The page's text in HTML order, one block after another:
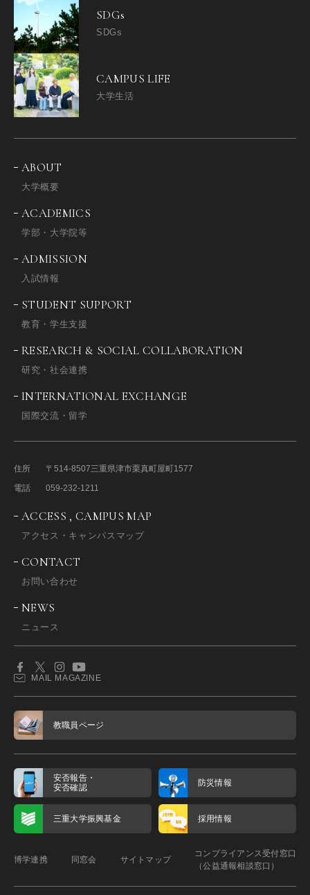
SDGs
SDGs
CAMPUS LIFE
大学生活
ABOUT
大学概要
ACADEMICS
学部・大学院等
ADMISSION
入試情報
STUDENT SUPPORT
教育・学生支援
RESEARCH & SOCIAL COLLABORATION
研究・社会連携
INTERNATIONAL EXCHANGE
国際交流・留学
住所 〒514-8507三重県津市栗真町屋町1577
電話
059-232-1211
ACCESS , CAMPUS MAP
アクセス・キャンパスマップ
CONTACT
お問い合わせ
NEWS
ニュース
MAIL MAGAZINE
教職員ページ
安否報告・
安否確認
防災情報
三重大学振興基金 採用情報
博学連携 同窓会 サイトマップ
コンプライアンス受付窓口
（公益通報相談窓口）